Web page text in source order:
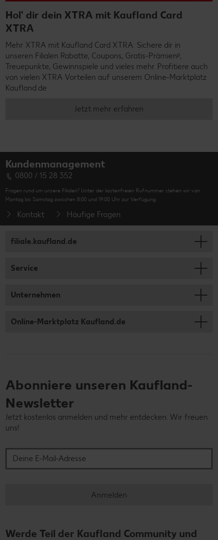
Hol' dir dein XTRA mit Kaufland Card
XTRA
Mehr XTRA mit Kaufland Card XTRA: Sichere dir in
unseren Filialen Rabatte, Coupons, Gratis-Prämienᵖ,
Treuepunkte, Gewinnspiele und vieles mehr. Profitiere auch
von vielen XTRA Vorteilen auf unserem Online-Marktplatz
Kaufland.de
Jetzt mehr erfahren
Kundenmanagement
0800 / 15 28 352
Fragen rund um unsere Filialen? Unter der kostenfreien Rufnummer stehen wir von
Montag bis Samstag zwischen 8:00 und 19:00 Uhr zur Verfügung.
Kontakt Häufige Fragen
filiale.kaufland.de
Service
Unternehmen
Online-Marktplatz Kaufland.de
Abonniere unseren Kaufland-
Newsletter
Jetzt kostenlos anmelden und mehr entdecken. Wir freuen
uns!
Anmelden
Werde Teil der Kaufland Community und